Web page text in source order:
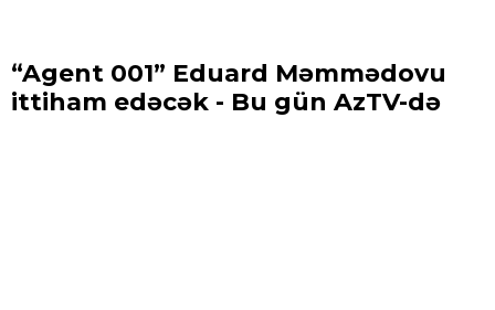
“Agent 001” Eduard Məmmədovu
ittiham edəcək - Bu gün AzTV-də